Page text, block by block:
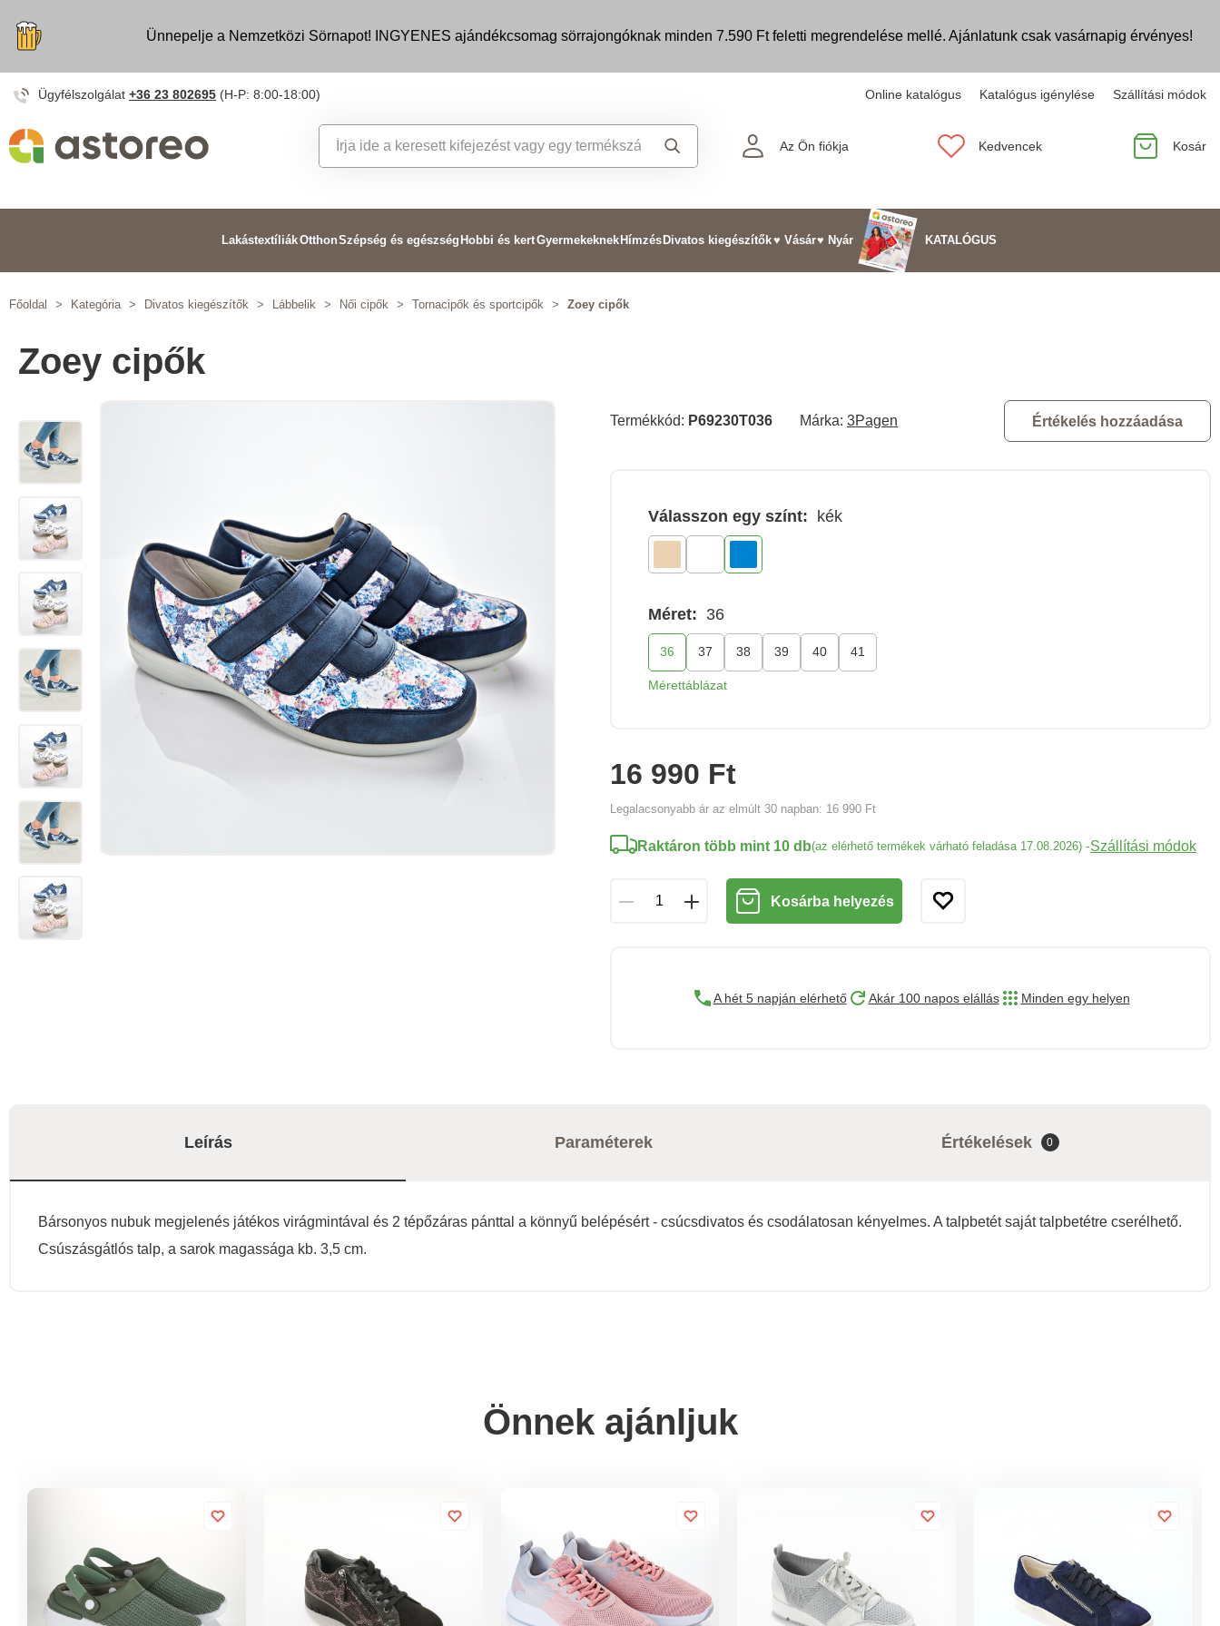
Ünnepelje a Nemzetközi Sörnapot! INGYENES ajándékcsomag sörrajongóknak minden 7.590 Ft feletti megrendelése mellé. Ajánlatunk csak vasárnapig érvényes!
Ügyfélszolgálat +36 23 802695 (H-P: 8:00-18:00) Online katalógus Katalógus igénylése Szállítási módok
Az Ön fiókja Kedvencek Kosár
LakástextíliákOtthonSzépség és egészség Hobbi és kertGyermekeknek Hímzés Divatos kiegészítők♥ Vásár♥ Nyár KATALÓGUS
Főoldal > Kategória > Divatos kiegészítők > Lábbelik > Női cipők > Tornacipők és sportcipők > Zoey cipők
Zoey cipők
Termékkód: P69230T036 Márka: 3Pagen Értékelés hozzáadása
Válasszon egy színt: kék
Méret: 36
36 37 38 39 40 41
Mérettáblázat
16 990 Ft
Legalacsonyabb ár az elmúlt 30 napban: 16 990 Ft
Raktáron több mint 10 db(az elérhető termékek várható feladása 17.08.2026) -Szállítási módok
Kosárba helyezés
A hét 5 napján elérhető Akár 100 napos elállás Minden egy helyen
Leírás Paraméterek Értékelések 0
Bársonyos nubuk megjelenés játékos virágmintával és 2 tépőzáras pánttal a könnyű belépésért - csúcsdivatos és csodálatosan kényelmes. A talpbetét saját talpbetétre cserélhető.
Csúszásgátlós talp, a sarok magassága kb. 3,5 cm.
Önnek ajánljuk